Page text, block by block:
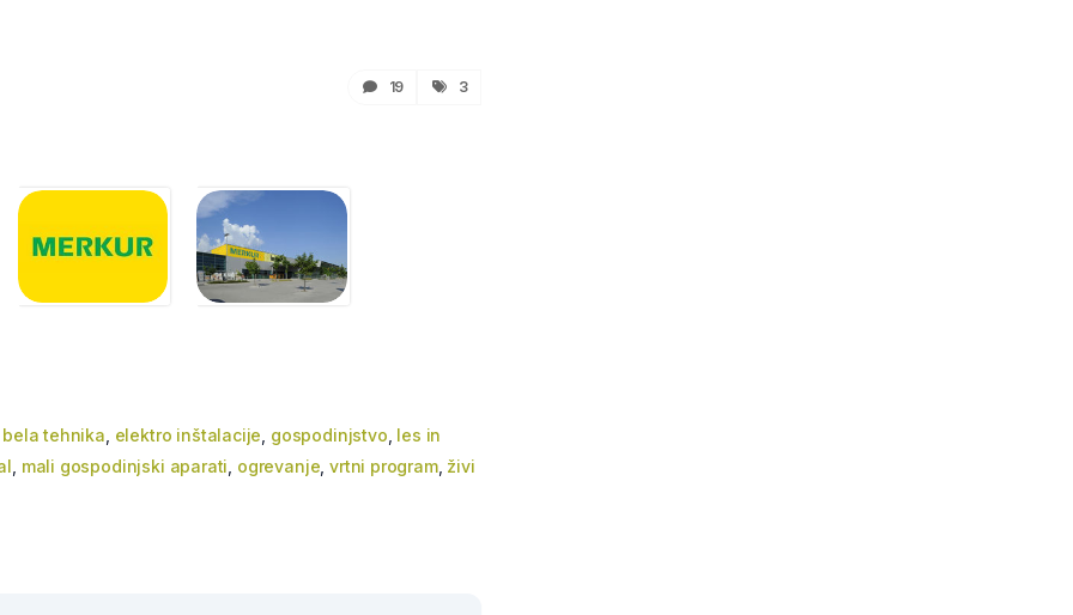
19 3
bela tehnika elektro inštalacije gospodinjstvo les in
mali gospodinjski aparati ogrevanje ,vrtni program, živi